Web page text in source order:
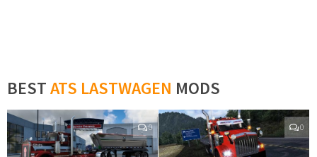
BESTATS LASTWAGEN MODS
0 0